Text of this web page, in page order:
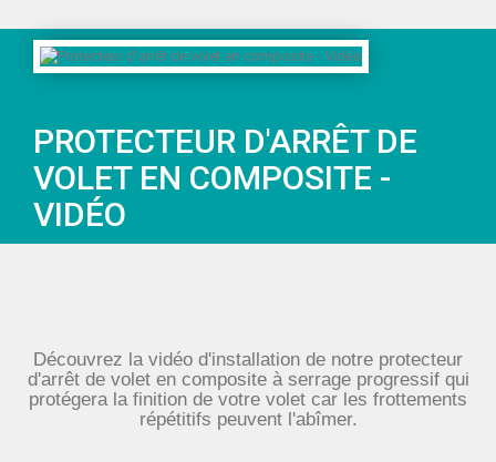
PROTECTEUR D'ARRÊT DE
VOLET EN COMPOSITE -
VIDÉO
Découvrez la vidéo d'installation de notre protecteur
d'arrêt de volet en composite à serrage progressif qui
protégera la finition de votre volet car les frottements
répétitifs peuvent l'abîmer.